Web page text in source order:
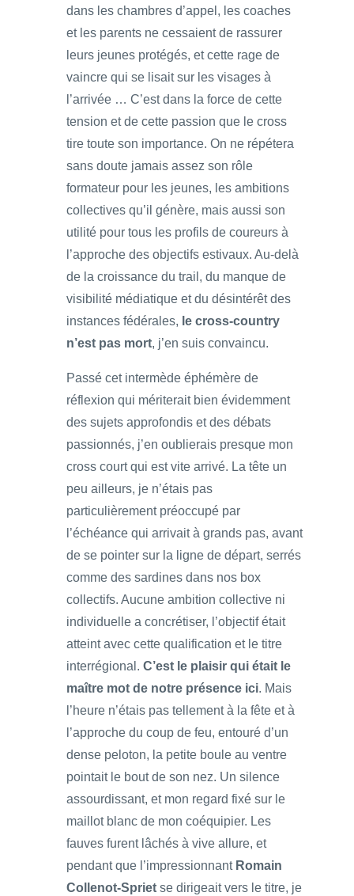
dans les chambres d’appel, les coaches
et les parents ne cessaient de rassurer
leurs jeunes protégés, et cette rage de
vaincre qui se lisait sur les visages à
l’arrivée … C’est dans la force de cette
tension et de cette passion que le cross
tire toute son importance. On ne répétera
sans doute jamais assez son rôle
formateur pour les jeunes, les ambitions
collectives qu’il génère, mais aussi son
utilité pour tous les profils de coureurs à
l’approche des objectifs estivaux. Au-delà
de la croissance du trail, du manque de
visibilité médiatique et du désintérêt des
instances fédérales, le cross-country
n’est pas mort, j’en suis convaincu.
Passé cet intermède éphémère de
réflexion qui mériterait bien évidemment
des sujets approfondis et des débats
passionnés, j’en oublierais presque mon
cross court qui est vite arrivé. La tête un
peu ailleurs, je n’étais pas
particulièrement préoccupé par
l’échéance qui arrivait à grands pas, avant
de se pointer sur la ligne de départ, serrés
comme des sardines dans nos box
collectifs. Aucune ambition collective ni
individuelle a concrétiser, l’objectif était
atteint avec cette qualification et le titre
interrégional. C’est le plaisir qui était le
maître mot de notre présence ici. Mais
l’heure n’étais pas tellement à la fête et à
l’approche du coup de feu, entouré d’un
dense peloton, la petite boule au ventre
pointait le bout de son nez. Un silence
assourdissant, et mon regard fixé sur le
maillot blanc de mon coéquipier. Les
fauves furent lâchés à vive allure, et
pendant que l’impressionnant Romain
Collenot-Spriet se dirigeait vers le titre, je